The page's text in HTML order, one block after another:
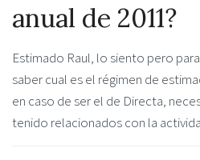
anual de 2011?
Estimado Raul, lo siento pero
saber cual es el régimen de
en caso de ser el de Directa,
tenido relacionados con la